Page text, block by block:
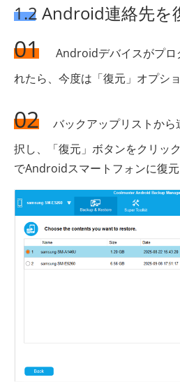
1.2 Android連絡先を
01
Androidデバイスがプロ
れたら、今度は「復元」オプシ
02
バックアップリストか
択し、「復元」ボタンをクリッ
でAndroidスマートフォンに復元